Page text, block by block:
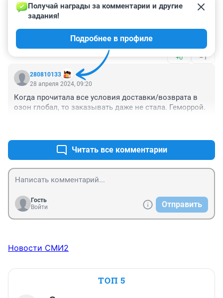
29 апреля 2024, 16:09
Женщина лукавит. Ей вернули и деньги и
кофемашина у нее осталась. Озон всегда на стороне
+0 –1
280810133
Получай награды за комментарии и другие
задания!
Подробнее в профиле
28 апреля 2024, 09:20
Когда прочитала все условия доставки/возврата в
озон глобал, то заказывать даже не стала. Геморрой.
Читать все комментарии
Гость
Войти
Отправить
Новости СМИ2
ТОП 5